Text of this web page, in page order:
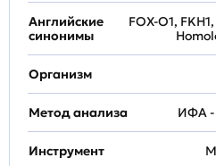
Английские
синонимы
FOX-O1,
Организм
Метод анализа ИФА -
Инструмент